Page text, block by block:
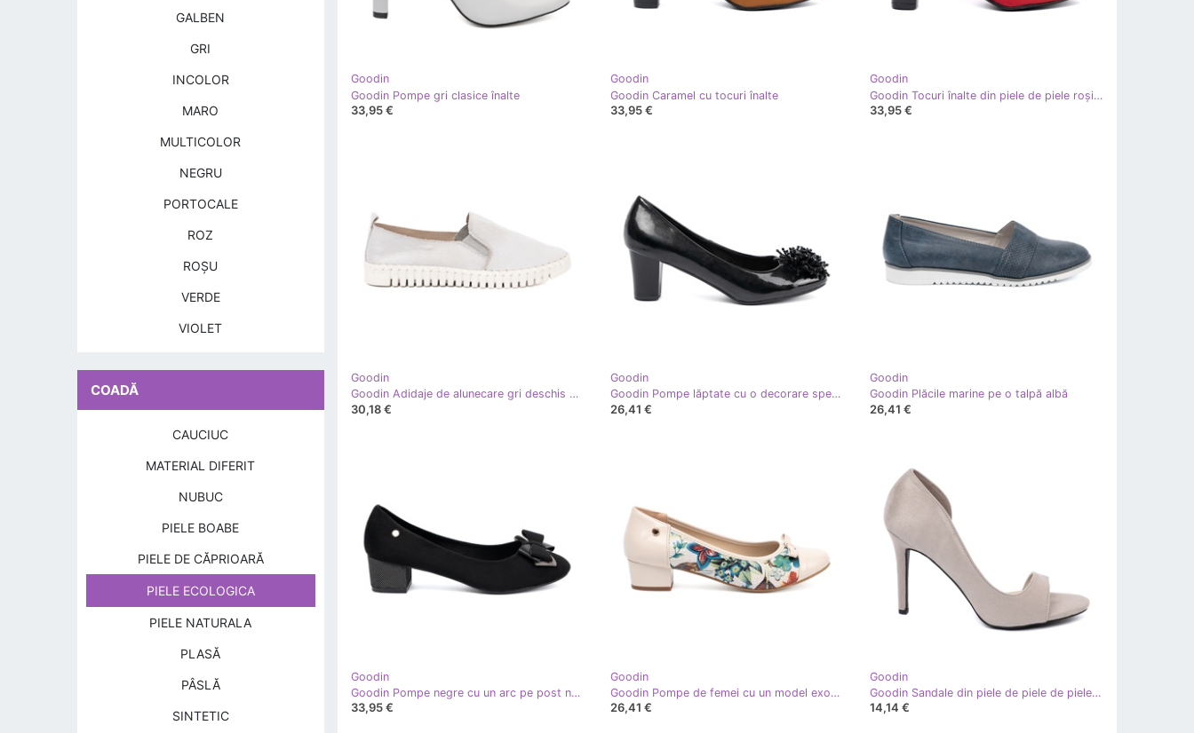
Goodin
Goodin Pompe gri clasice înalte
33,95 €
Goodin
Goodin Caramel cu tocuri înalte
33,95 €
Goodin
Goodin Tocuri înalte din piele de piele roșie roşu
33,95 €
Goodin
Goodin Adidaje de alunecare gri deschis cu inserții flexibile
30,18 €
Goodin
Goodin Pompe lăptate cu o decorare spectaculoasă negru
26,41 €
Goodin
Goodin Plăcile marine pe o talpă albă
26,41 €
Goodin
Goodin Pompe negre cu un arc pe post negru
33,95 €
Goodin
Goodin Pompe de femei cu un model exotic multicolor
26,41 €
Goodin
Goodin Sandale din piele de piele de piele de piele de piele gri deschis
14,14 €
GALBEN
GRI
INCOLOR
MARO
MULTICOLOR
NEGRU
PORTOCALE
ROZ
ROŞU
VERDE
VIOLET
COADĂ
CAUCIUC
MATERIAL DIFERIT
NUBUC
PIELE BOABE
PIELE DE CĂPRIOARĂ
PIELE ECOLOGICA
PIELE NATURALA
PLASĂ
PÂSLĂ
SINTETIC